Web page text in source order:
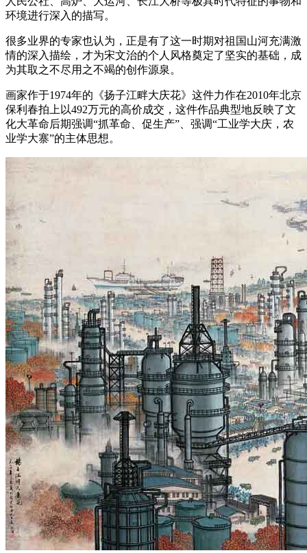
环境进行深入的描写。
很多业界的专家也认为，正是有了这一时期对祖国山河充满激
情的深入描绘，才为宋文治的个人风格奠定了坚实的基础，成
为其取之不尽用之不竭的创作源泉。
画家作于1974年的《扬子江畔大庆花》这件力作在2010年北京
保利春拍上以492万元的高价成交，这件作品典型地反映了文
化大革命后期强调“抓革命、促生产”、强调“工业学大庆，农
业学大寨”的主体思想。